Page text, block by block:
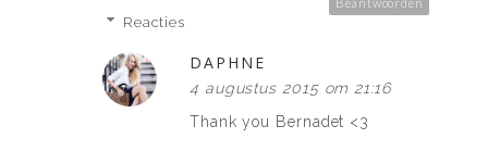
Reacties
DAPHNE
4 augustus 2015 om 21:16
Thank you Bernadet <3